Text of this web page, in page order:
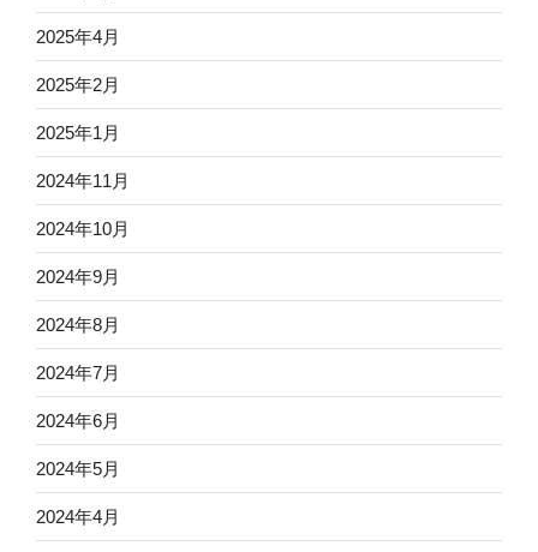
2025年4月
2025年2月
2025年1月
2024年11月
2024年10月
2024年9月
2024年8月
2024年7月
2024年6月
2024年5月
2024年4月